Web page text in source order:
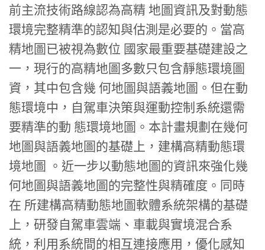
前主流技術路線認為高精 地圖資訊及對動態
環境完整精準的認知與估測是必要的。當高
精地圖已被視為數位 國家最重要基礎建設之
一，現行的高精地圖多數只包含靜態環境圖
資，其中包含幾 何地圖與語義地圖。但在動
態環境中，自駕車決策與運動控制系統還需
要精準的動 態環境地圖。本計畫規劃在幾何
地圖與語義地圖的基礎上，建構高精動態環
境地圖 。近一步以動態地圖的資訊來強化幾
何地圖與語義地圖的完整性與精確度。同時
在 所建構高精動態地圖軟體系統架構的基礎
上，研發自駕車雲端、車載與實境混合系
統，利用系統間的相互連接應用，優化感知